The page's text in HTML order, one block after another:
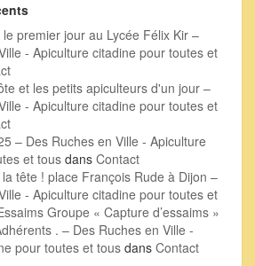
premier jour au Lycée Félix Kir –
- Apiculture citadine pour toutes et
et les petits apiculteurs d'un jour –
- Apiculture citadine pour toutes et
– Des Ruches en Ville - Apiculture
et tous dans Contact
tête ! place François Rude à Dijon –
- Apiculture citadine pour toutes et
Groupe « Capture d’essaims »
. – Des Ruches en Ville -
pour toutes et tous dans Contact